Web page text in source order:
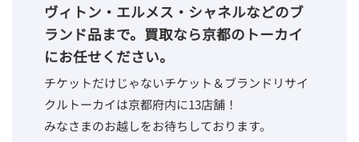
ヴィトン・エルメス・シャネルなどのブ
ランド品まで。買取なら京都のトーカイ
にお任せください。
チケットだけじゃないチケット＆ブランドリサイ
クルトーカイは京都府内に13店舗！
みなさまのお越しをお待ちしております。